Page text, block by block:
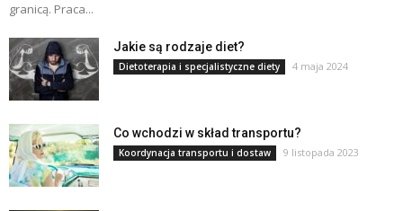
granicą. Praca...
Jakie są rodzaje diet?
Dietoterapia i specjalistyczne diety 4 maja 2024
Co wchodzi w skład transportu?
Koordynacja transportu i dostaw 9 listopada 2023